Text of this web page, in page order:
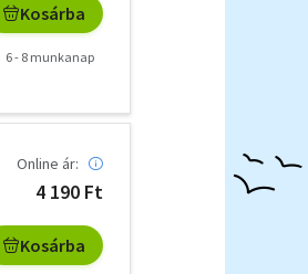
Kosárba
6 - 8 munkanap
Online ár:
4 190 Ft
Kosárba